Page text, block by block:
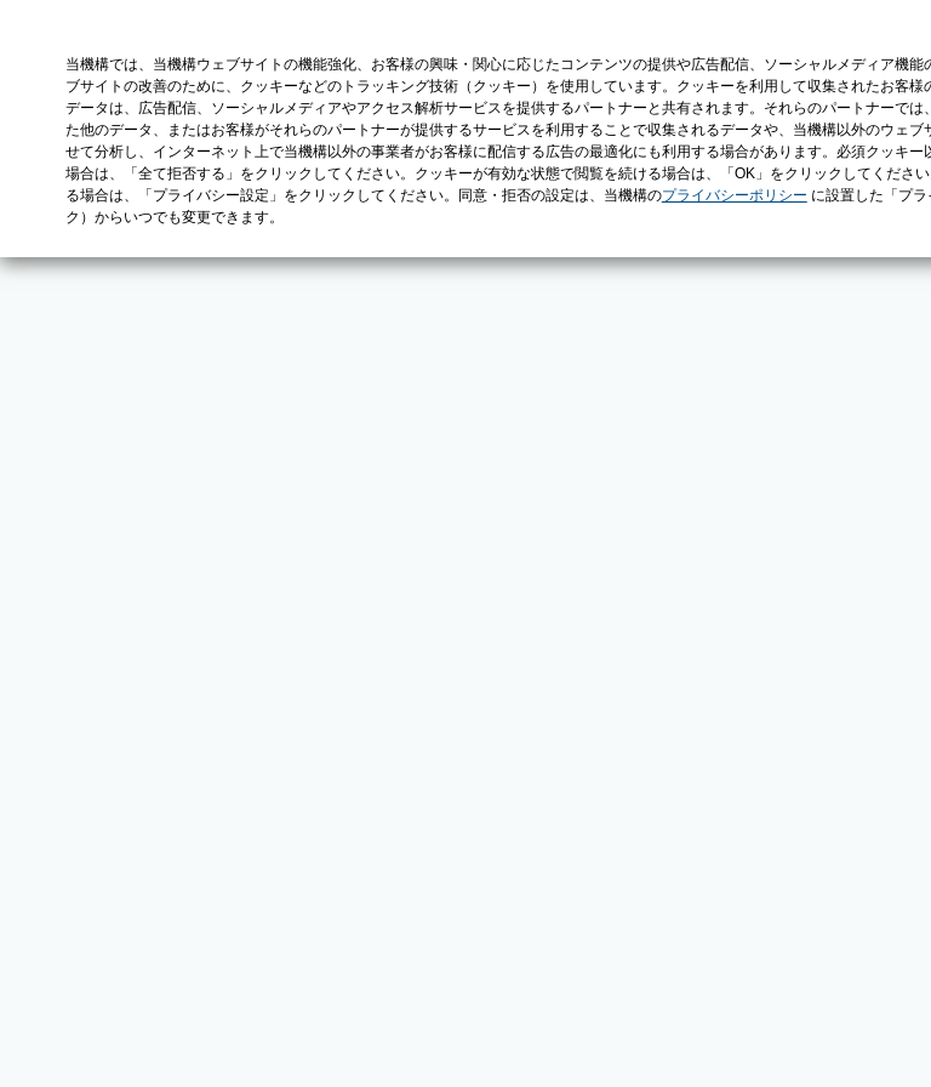
当機構では、当機構ウェブサイトの機能強化、お客様の興味・関心に応じたコンテンツの提供や広告配信、ソーシャルメディア機
ブサイトの改善のために、クッキーなどのトラッキング技術（クッキー）を使用しています。クッキーを利用して収集されたお客
データは、広告配信、ソーシャルメディアやアクセス解析サービスを提供するパートナーと共有されます。それらのパートナーでは
た他のデータ、またはお客様がそれらのパートナーが提供するサービスを利用することで収集されるデータや、当機構以外のウェ
せて分析し、インターネット上で当機構以外の事業者がお客様に配信する広告の最適化にも利用する場合があります。必須クッキ
場合は、「全て拒否する」をクリックしてください。クッキーが有効な状態で閲覧を続ける場合は、「OK」をクリックしてくださ
る場合は、「プライバシー設定」をクリックしてください。同意・拒否の設定は、当機構のプライバシーポリシー に設置した「プ
ク）からいつでも変更できます。